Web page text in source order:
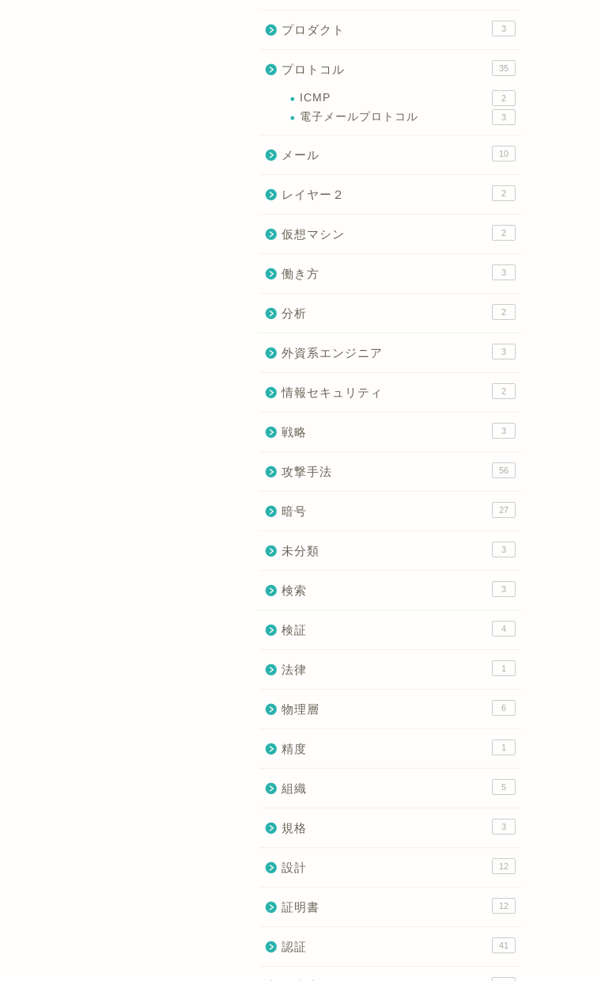
プロダクト 3
プロトコル 35
ICMP 2
電子メールプロトコル 3
メール 10
レイヤー２ 2
仮想マシン 2
働き方 3
分析 2
外資系エンジニア 3
情報セキュリティ 2
戦略 3
攻撃手法 56
暗号 27
未分類 3
検索 3
検証 4
法律 1
物理層 6
精度 1
組織 5
規格 3
設計 12
証明書 12
認証 41